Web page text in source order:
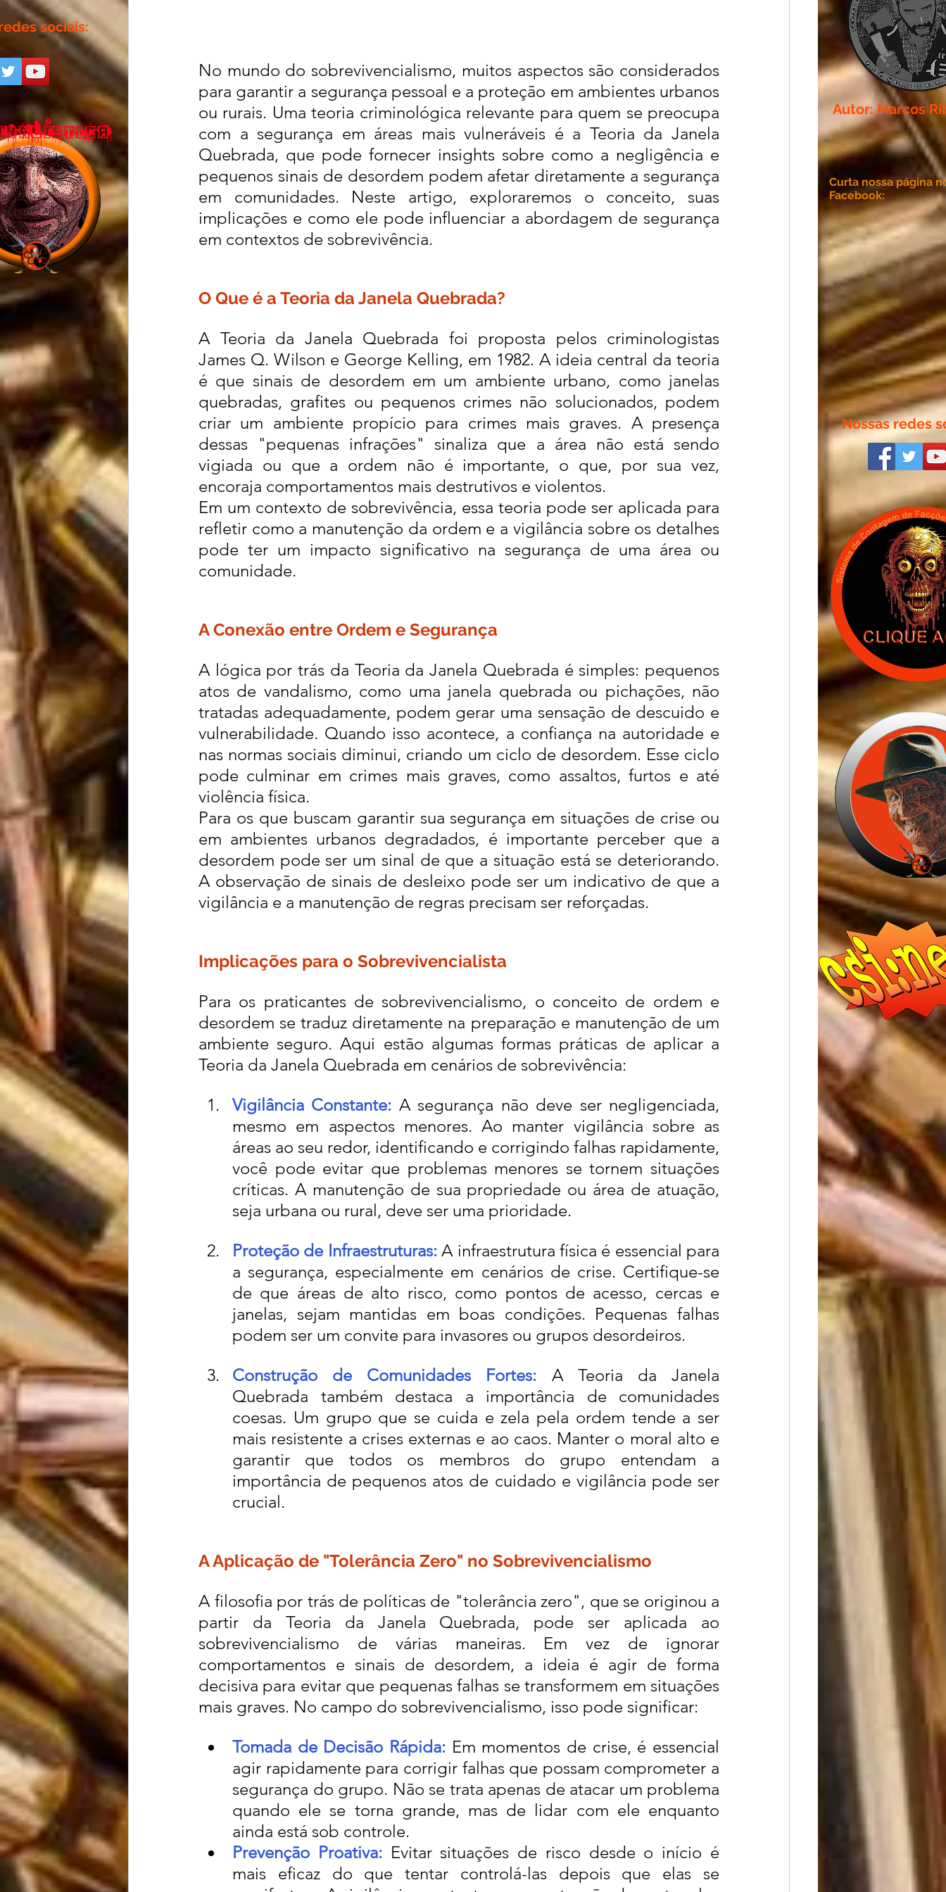
No mundo do sobrevivencialismo, muitos aspectos são considerados
para garantir a segurança pessoal e a proteção em ambientes urbanos
ou rurais. Uma teoria criminológica relevante para quem se preocupa
com a segurança em áreas mais vulneráveis é a Teoria da Janela
Quebrada, que pode fornecer insights sobre como a negligência e
pequenos sinais de desordem podem afetar diretamente a segurança
em comunidades. Neste artigo, exploraremos o conceito, suas
implicações e como ele pode influenciar a abordagem de segurança
em contextos de sobrevivência.
O Que é a Teoria da Janela Quebrada?
A Teoria da Janela Quebrada foi proposta pelos criminologistas
James Q. Wilson e George Kelling, em 1982. A ideia central da teoria
é que sinais de desordem em um ambiente urbano, como janelas
quebradas, grafites ou pequenos crimes não solucionados, podem
criar um ambiente propício para crimes mais graves. A presença
dessas "pequenas infrações" sinaliza que a área não está sendo
vigiada ou que a ordem não é importante, o que, por sua vez,
encoraja comportamentos mais destrutivos e violentos.
Em um contexto de sobrevivência, essa teoria pode ser aplicada para
refletir como a manutenção da ordem e a vigilância sobre os detalhes
pode ter um impacto significativo na segurança de uma área ou
comunidade.
A Conexão entre Ordem e Segurança
A lógica por trás da Teoria da Janela Quebrada é simples: pequenos
atos de vandalismo, como uma janela quebrada ou pichações, não
tratadas adequadamente, podem gerar uma sensação de descuido e
vulnerabilidade. Quando isso acontece, a confiança na autoridade e
nas normas sociais diminui, criando um ciclo de desordem. Esse ciclo
pode culminar em crimes mais graves, como assaltos, furtos e até
violência física.
Para os que buscam garantir sua segurança em situações de crise ou
em ambientes urbanos degradados, é importante perceber que a
desordem pode ser um sinal de que a situação está se deteriorando.
A observação de sinais de desleixo pode ser um indicativo de que a
vigilância e a manutenção de regras precisam ser reforçadas.
Implicações para o Sobrevivencialista
Para os praticantes de sobrevivencialismo, o conceito de ordem e
desordem se traduz diretamente na preparação e manutenção de um
ambiente seguro. Aqui estão algumas formas práticas de aplicar a
Teoria da Janela Quebrada em cenários de sobrevivência:
Vigilância Constante: A segurança não deve ser negligenciada,
mesmo em aspectos menores. Ao manter vigilância sobre as
áreas ao seu redor, identificando e corrigindo falhas rapidamente,
você pode evitar que problemas menores se tornem situações
críticas. A manutenção de sua propriedade ou área de atuação,
seja urbana ou rural, deve ser uma prioridade.
Proteção de Infraestruturas: A infraestrutura física é essencial para
a segurança, especialmente em cenários de crise. Certifique-se
de que áreas de alto risco, como pontos de acesso, cercas e
janelas, sejam mantidas em boas condições. Pequenas falhas
podem ser um convite para invasores ou grupos desordeiros.
Construção de Comunidades Fortes: A Teoria da Janela
Quebrada também destaca a importância de comunidades
coesas. Um grupo que se cuida e zela pela ordem tende a ser
mais resistente a crises externas e ao caos. Manter o moral alto e
garantir que todos os membros do grupo entendam a
importância de pequenos atos de cuidado e vigilância pode ser
crucial.
A Aplicação de "Tolerância Zero" no Sobrevivencialismo
A filosofia por trás de políticas de "tolerância zero", que se originou a
partir da Teoria da Janela Quebrada, pode ser aplicada ao
sobrevivencialismo de várias maneiras. Em vez de ignorar
comportamentos e sinais de desordem, a ideia é agir de forma
decisiva para evitar que pequenas falhas se transformem em situações
mais graves. No campo do sobrevivencialismo, isso pode significar:
Tomada de Decisão Rápida: Em momentos de crise, é essencial
agir rapidamente para corrigir falhas que possam comprometer a
segurança do grupo. Não se trata apenas de atacar um problema
quando ele se torna grande, mas de lidar com ele enquanto
ainda está sob controle.
Prevenção Proativa: Evitar situações de risco desde o início é
mais eficaz do que tentar controlá-las depois que elas se
Curta nossa página
Facebook:
Nossas redes
Autor: Marcos
sociais: